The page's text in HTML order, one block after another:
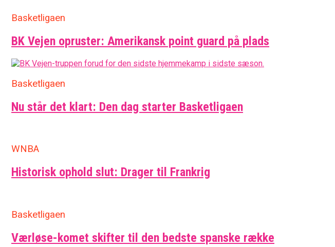
Basketligaen
BK Vejen opruster: Amerikansk point guard på plads
Basketligaen
Nu står det klart: Den dag starter Basketligaen
WNBA
Historisk ophold slut: Drager til Frankrig
Basketligaen
Værløse-komet skifter til den bedste spanske række